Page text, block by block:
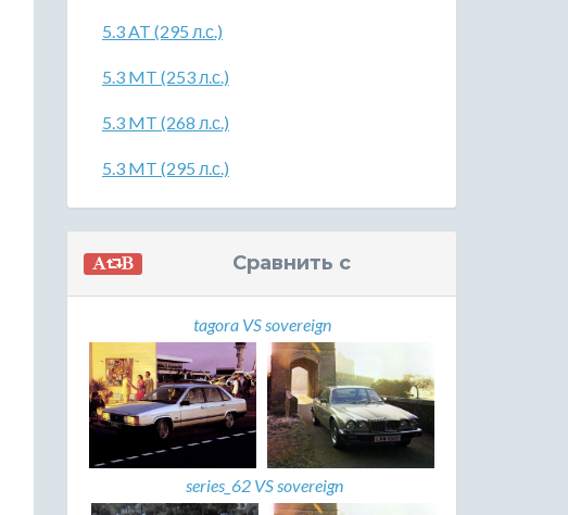
5.3 AT (295 л.с.)
5.3 MT (253 л.с.)
5.3 MT (268 л.с.)
5.3 MT (295 л.с.)
Сравнить с
tagora VS sovereign
series_62 VS sovereign